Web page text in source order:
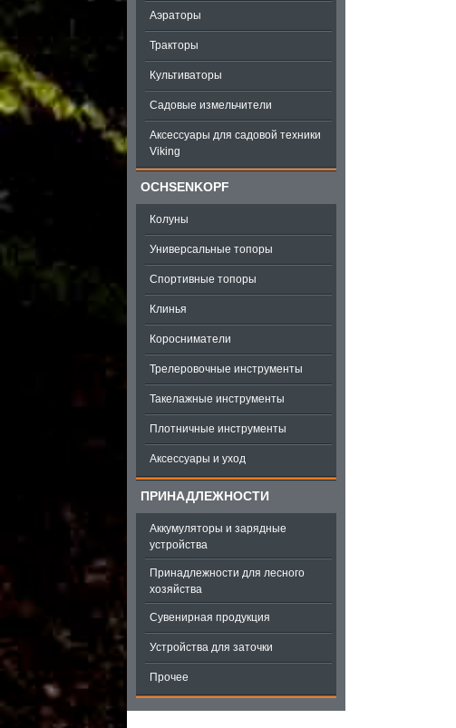
Аэраторы
Тракторы
Культиваторы
Садовые измельчители
Аксессуары для садовой техники
Viking
OCHSENKOPF
Колуны
Универсальные топоры
Спортивные топоры
Клинья
Коросниматели
Трелеровочные инструменты
Такелажные инструменты
Плотничные инструменты
Аксессуары и уход
ПРИНАДЛЕЖНОСТИ
Аккумуляторы и зарядные
устройства
Принадлежности для лесного
хозяйства
Сувенирная продукция
Устройства для заточки
Прочее